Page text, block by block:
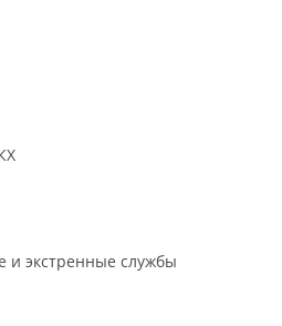
и экстренные службы